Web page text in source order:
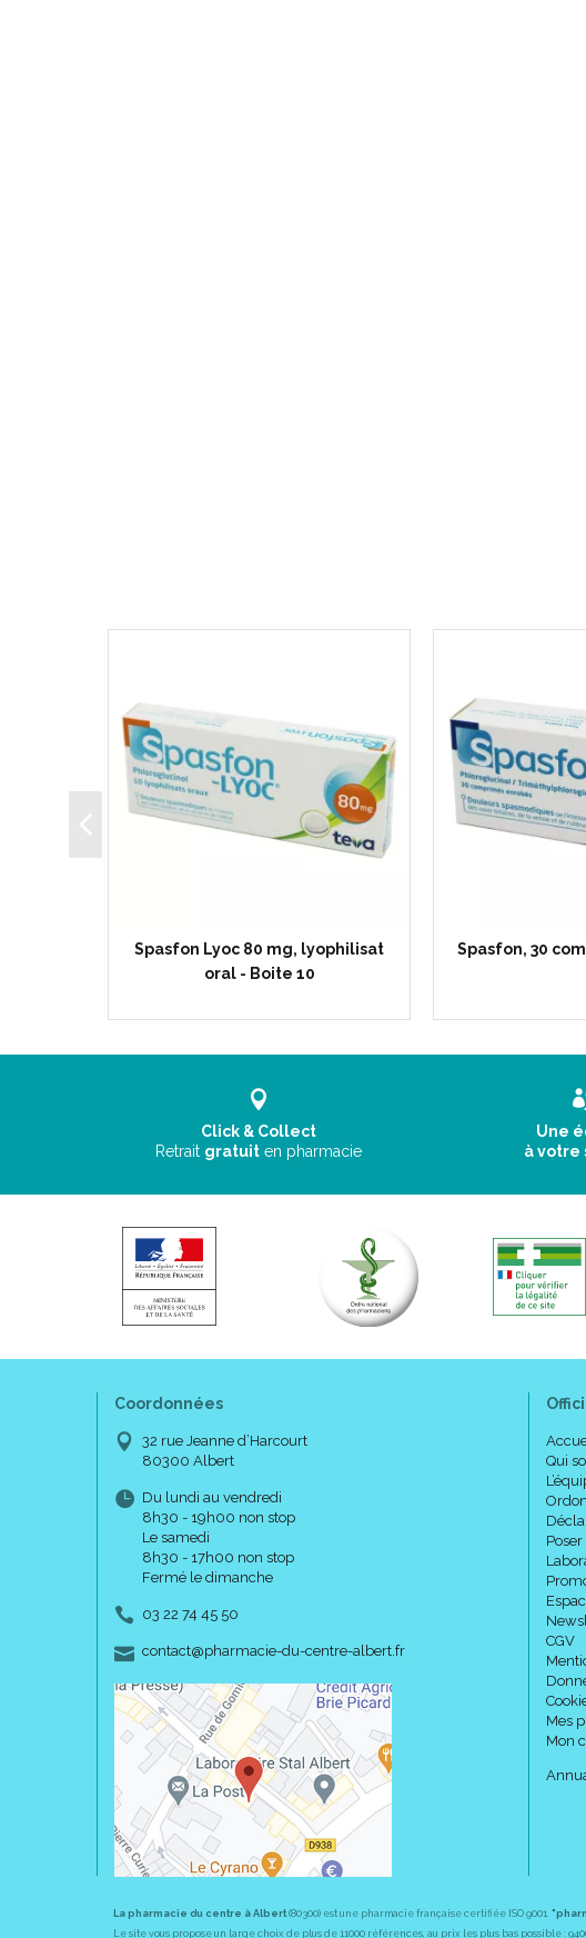
Spasfon Lyoc 80 mg, lyophilisat
oral - Boite 10
Spasfon, 30
Click & Collect
Retrait gratuit en pharmacie
Une
à votre
Coordonnées
32 rue Jeanne d’Harcourt
80300 Albert
Du lundi au vendredi
8h30 - 19h00 non stop
Le samedi
8h30 - 17h00 non stop
Fermé le dimanche
03 22 74 45 50
contact-
@-
pharmacie-du-centre-albert.fr
Qui
CGV
Mes
Mon
La pharmacie du centre à Albert(80300) est une pharmacie française certifiée ISO 9001.
Le site vous propose un large choix de plus de 11000 références, au prix les plus bas possible :